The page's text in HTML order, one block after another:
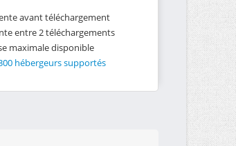
avant téléchargement
entre 2 téléchargements
maximale disponible
hébergeurs supportés